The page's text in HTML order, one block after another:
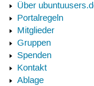
Über
Portalregeln
Mitglieder
Gruppen
Spenden
Kontakt
Ablage